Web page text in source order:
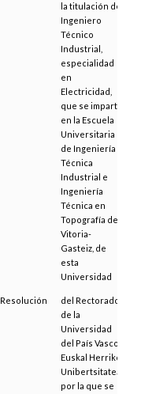
la titulación de
Ingeniero
Técnico
Industrial,
especialidad
en
Electricidad,
que se imparte
en la Escuela
Universitaria
de Ingeniería
Técnica
Industrial e
Ingeniería
Técnica en
Topografía de
Vitoria-
Gasteiz, de
esta
Universidad
Resolución
del Rectorado
de la
Universidad
del País Vasco /
Euskal Herriko
Unibertsitatea,
por la que se